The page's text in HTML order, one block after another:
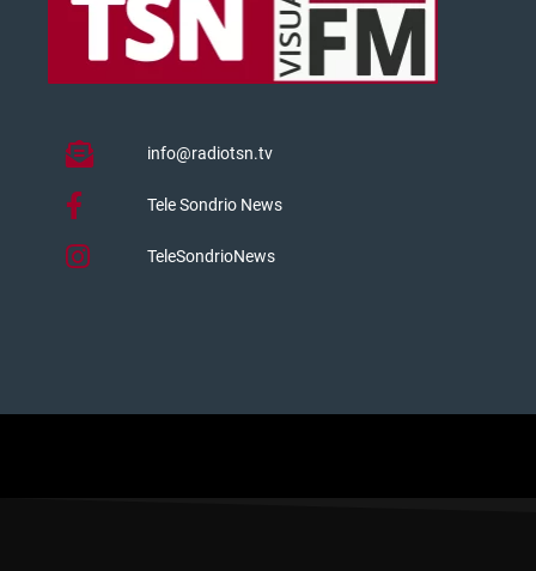
info@radiotsn.tv
Tele Sondrio News
TeleSondrioNews